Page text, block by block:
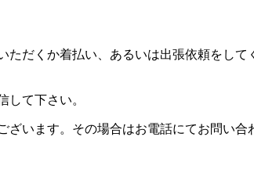
だくか着払い、あるいは出張依頼をして
て下さい。
います。その場合はお電話にてお問い合